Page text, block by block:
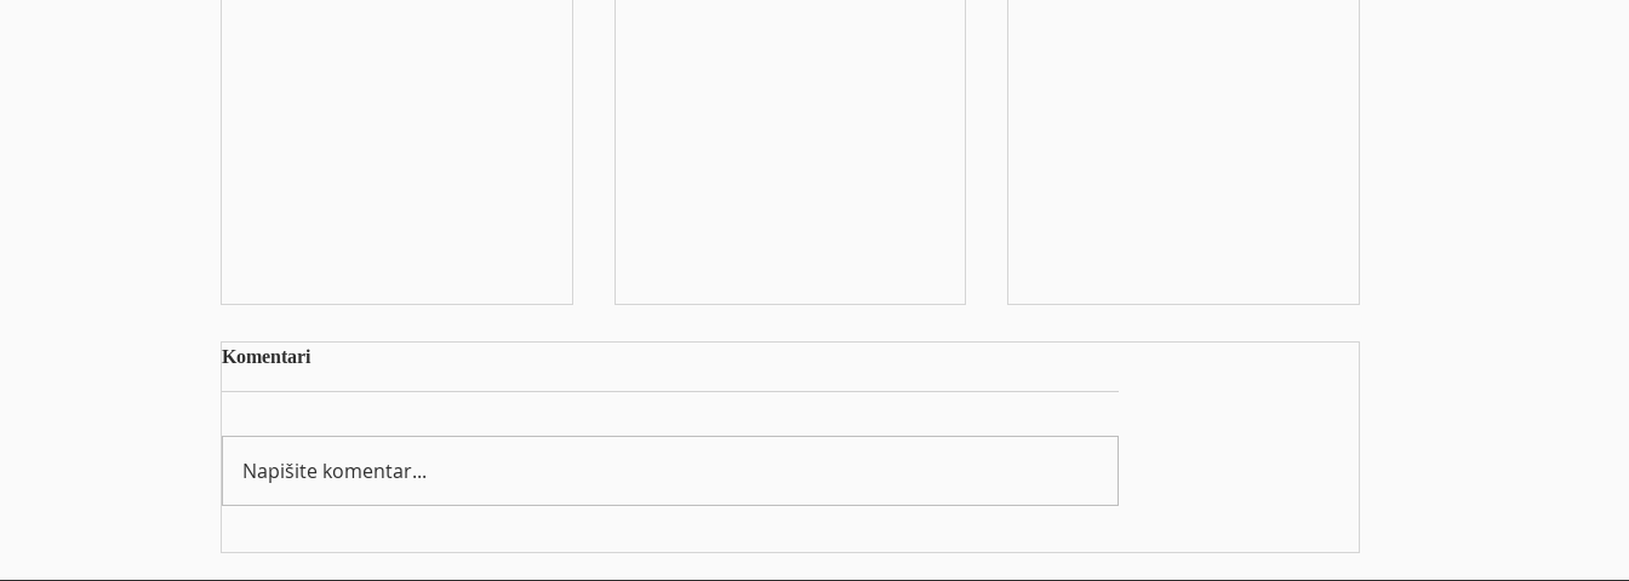
Arena Hospitality Group d.d. -
Informacija o stjecanju
vlastitih dionica
Wall Street: Optimizam
dana
rekordnih visina postavljenih
Azijska tržišta: Indeksi
u minusu
porastao. Kospi je pao za 1,84%
Komentari
Napišite komentar...